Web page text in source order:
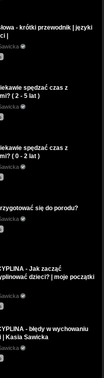
- krótki przewodnik | języki
|
spędzać czas z
( 2 - 5 lat )
spędzać czas z
( 0 - 2 lat )
się do porodu?
- Jak zacząć
dzieci? | moje początki
- błędy w wychowaniu
| Kasia Sawicka